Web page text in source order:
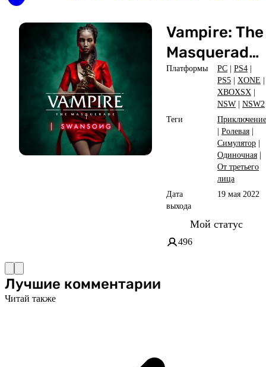
Vampire: The
Masquerade
- Swansong
Платформы PC PS4
PS5
XONE
XBOXSX
NSW
NSW2
Теги
Приключение
Ролевая
Симулятор
Одиночная
От третьего
лица
Дата
выхода
19 мая 2022
Мой статус
496
Лучшие комментарии
Читай также